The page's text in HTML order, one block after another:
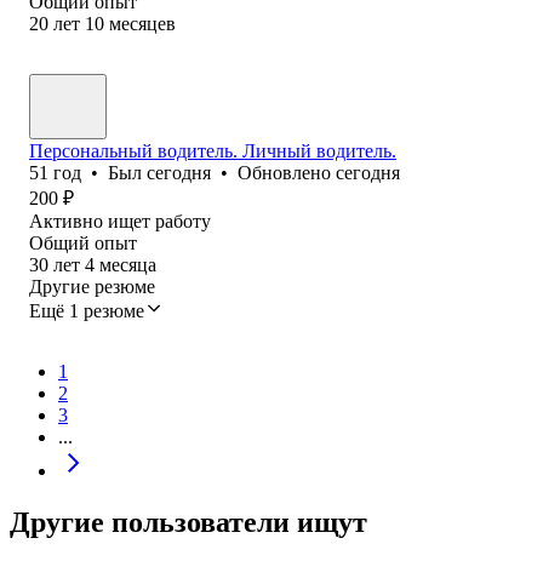
20 лет 10 месяцев
Персональный водитель. Личный водитель.
51 год • Был сегодня • Обновлено сегодня
200 ₽
Активно ищет работу
Общий опыт
30 лет 4 месяца
Другие резюме
Ещё 1 резюме
1
2
3
...
Другие пользователи ищут